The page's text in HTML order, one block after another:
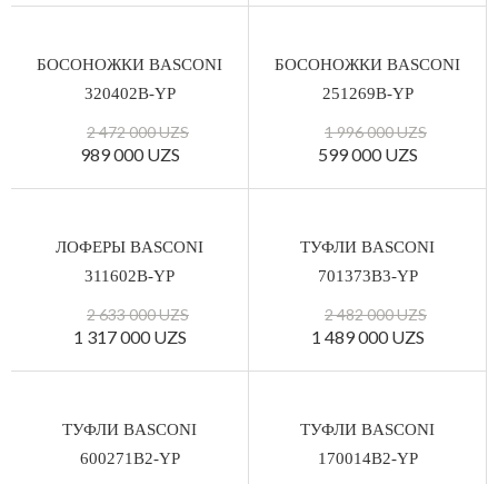
БОСОНОЖКИ BASCONI
320402B-YP
2 472 000 UZS
989 000 UZS
БОСОНОЖКИ BASCONI
251269B-YP
1 996 000 UZS
599 000 UZS
ЛОФЕРЫ BASCONI
311602B-YP
2 633 000 UZS
1 317 000 UZS
ТУФЛИ BASCONI
701373B3-YP
2 482 000 UZS
1 489 000 UZS
ТУФЛИ BASCONI
600271B2-YP
ТУФЛИ BASCONI
170014B2-YP